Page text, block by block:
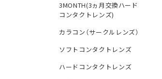
3MONTH(3ヵ月交換ハード
コンタクトレンズ)
カラコン（サークルレンズ）
ソフトコンタクトレンズ
ハードコンタクトレンズ